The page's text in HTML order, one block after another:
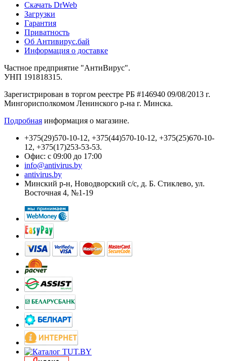
Cкачать DrWeb
Загрузки
Гарантия
Приватность
Об Антивирус.бай
Информация о доставке
Частное предприятие "АнтиВирус".
УНП 191818315.
Зарегистрирован в торгом реестре РБ #146940 09/08/2013 г.
Мингорисполкомом Ленинского р-на г. Минска.
Подробная информация о магазине.
+375(29)570-10-12, +375(44)570-10-12, +375(25)670-10-
12, +375(17)253-53-53.
Офис: с 09:00 до 17:00
info@antivirus.by
antivirus.by
Минский р-н, Новодворский с/с, д. Б. Стиклево, ул.
Восточная 4, №1-19